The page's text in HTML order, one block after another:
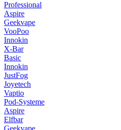
Professional
Aspire
Geekvape
VooPoo
Innokin
X-Bar
Basic
Innokin
JustFog
Joyetech
Vaptio
Pod-Systeme
Aspire
Elfbar